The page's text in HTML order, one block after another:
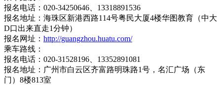
报名电话：020-34250646、13318891536
报名地址：海珠区新港西路114号粤民大厦4楼华图教育（中大
D口出来直走1分钟）
报名网址： http://guangzhou.huatu.com/
乘车路线：
报名电话：020-31528196、13352891081
报名地址：广州市白云区齐富路明珠路1号，名汇广场（东
门）8楼813室